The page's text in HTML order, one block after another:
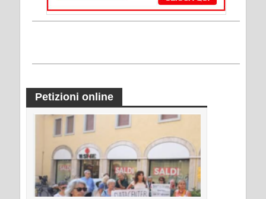
Petizioni online